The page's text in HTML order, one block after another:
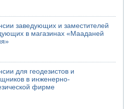
заведующих и заместителей
в магазинах «Мааданей
для геодезистов и
в инженерно-
фирме